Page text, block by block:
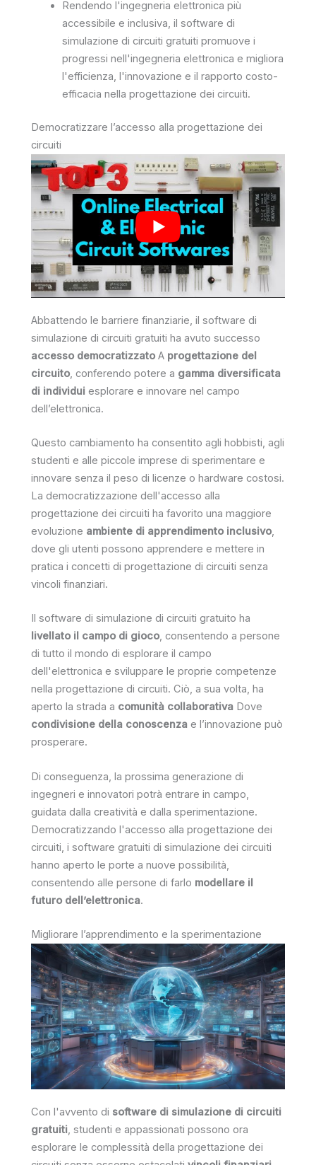
Rendendo l'ingegneria elettronica più
accessibile e inclusiva, il software di
simulazione di circuiti gratuiti promuove i
progressi nell'ingegneria elettronica e migliora
l'efficienza, l'innovazione e il rapporto costo-
efficacia nella progettazione dei circuiti.
Democratizzare l’accesso alla progettazione dei
circuiti
Abbattendo le barriere finanziarie, il software di
simulazione di circuiti gratuiti ha avuto successo
accesso democratizzato A progettazione del
circuito, conferendo potere a gamma diversificata
di individui esplorare e innovare nel campo
dell’elettronica.
Questo cambiamento ha consentito agli hobbisti, agli
studenti e alle piccole imprese di sperimentare e
innovare senza il peso di licenze o hardware costosi.
La democratizzazione dell'accesso alla
progettazione dei circuiti ha favorito una maggiore
evoluzione ambiente di apprendimento inclusivo,
dove gli utenti possono apprendere e mettere in
pratica i concetti di progettazione di circuiti senza
vincoli finanziari.
Il software di simulazione di circuiti gratuito ha
livellato il campo di gioco, consentendo a persone
di tutto il mondo di esplorare il campo
dell'elettronica e sviluppare le proprie competenze
nella progettazione di circuiti. Ciò, a sua volta, ha
aperto la strada a comunità collaborativa Dove
condivisione della conoscenza e l’innovazione può
prosperare.
Di conseguenza, la prossima generazione di
ingegneri e innovatori potrà entrare in campo,
guidata dalla creatività e dalla sperimentazione.
Democratizzando l'accesso alla progettazione dei
circuiti, i software gratuiti di simulazione dei circuiti
hanno aperto le porte a nuove possibilità,
consentendo alle persone di farlo modellare il
futuro dell’elettronica.
Migliorare l’apprendimento e la sperimentazione
Con l'avvento di software di simulazione di circuiti
gratuiti, studenti e appassionati possono ora
esplorare le complessità della progettazione dei